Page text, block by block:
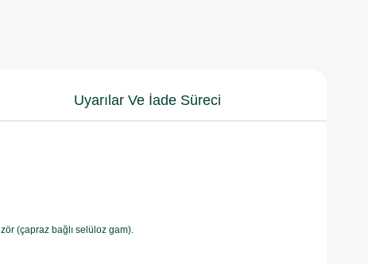
Uyarılar Ve İade Süreci
(çapraz bağlı selüloz gam).